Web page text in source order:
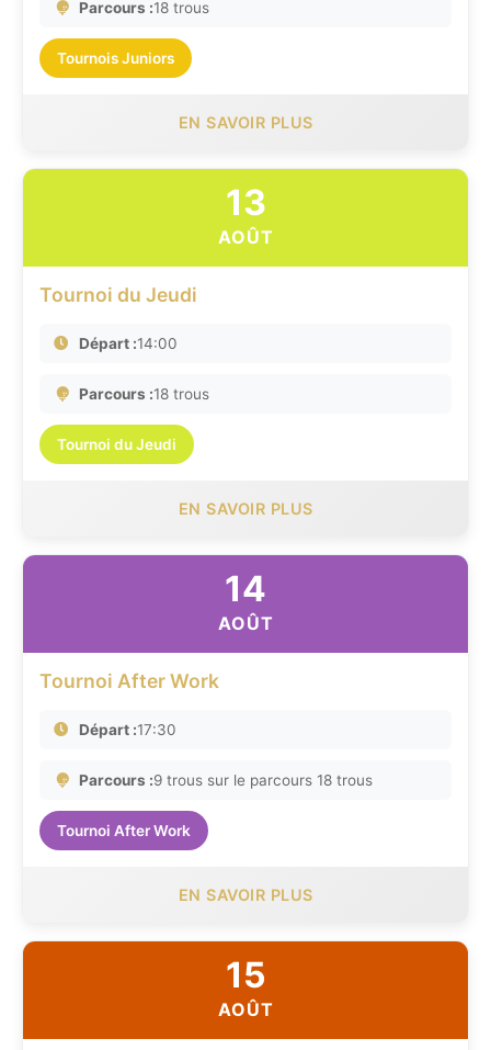
Parcours :18 trous
Tournois Juniors
EN SAVOIR PLUS
13
AOÛT
Tournoi du Jeudi
Départ :14:00
Parcours :18 trous
Tournoi du Jeudi
EN SAVOIR PLUS
14
AOÛT
Tournoi After Work
Départ :17:30
Parcours :9 trous sur le parcours 18 trous
Tournoi After Work
EN SAVOIR PLUS
15
AOÛT